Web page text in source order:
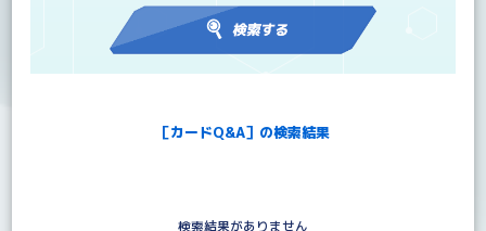
［カードQ&A］の検索結果
検索結果がありません